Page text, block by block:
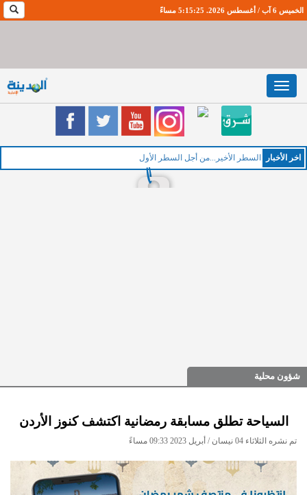
الخميس 6 آب / أغسطس 2026. 5:15:26 مساءً
Toggle
navigation
اخر اﻷخبار
شؤون محلية
السياحة تطلق مسابقة رمضانية اكتشف كنوز الأردن
تم نشره الثلاثاء 04 نيسان / أبريل 2023 09:33 مساءً